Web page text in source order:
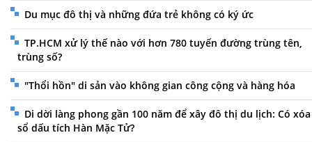
Du mục đô thị và những đứa trẻ không có ký ức
TP.HCM xử lý thế nào với hơn 780 tuyến đường trùng tên,
trùng số?
"Thổi hồn" di sản vào không gian công cộng và hàng hóa
Di dời làng phong gần 100 năm để xây đô thị du lịch: Có xóa
sổ dấu tích Hàn Mặc Tử?